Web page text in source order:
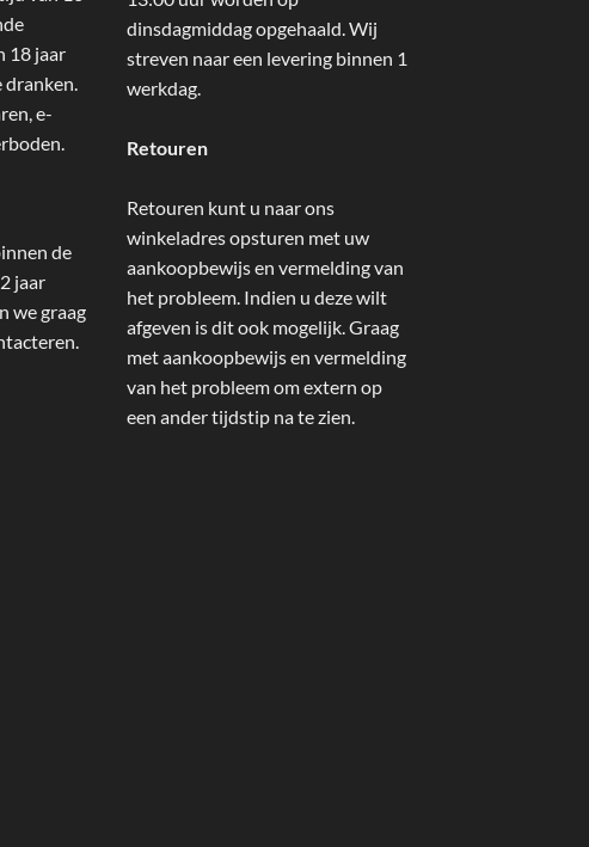
18 jaar
dranken.
e-
de
jaar
we graag
dinsdagmiddag opgehaald. Wij
streven naar een levering binnen 1
werkdag.
Retouren
Retouren kunt u naar ons
winkeladres opsturen met uw
aankoopbewijs en vermelding van
het probleem. Indien u deze wilt
afgeven is dit ook mogelijk. Graag
met aankoopbewijs en vermelding
van het probleem om extern op
een ander tijdstip na te zien.